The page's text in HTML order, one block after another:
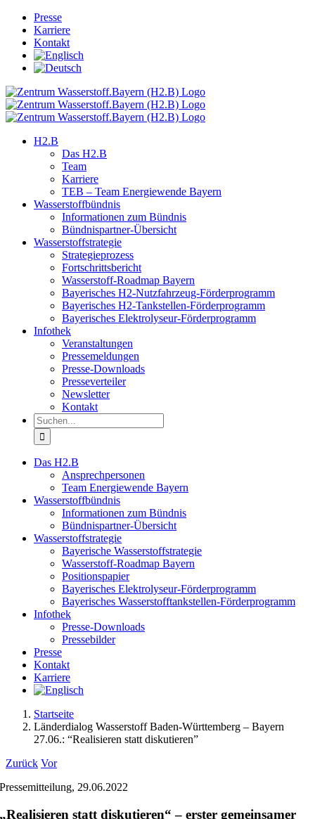
Skip
content
Presse
Karriere
Kontakt
H2.B
Das H2.B
Team
Karriere
TEB – Team Energiewende Bayern
Wasserstoffbündnis
Informationen zum Bündnis
Bündnispartner-Übersicht
Wasserstoffstrategie
Strategieprozess
Fortschrittsbericht
Wasserstoff-Roadmap Bayern
Bayerisches H2-Nutzfahrzeug-Förderprogramm
Bayerisches H2-Tankstellen-Förderprogramm
Bayerisches Elektrolyseur-Förderprogramm
Infothek
Veranstaltungen
Pressemeldungen
Presse-Downloads
Presseverteiler
Newsletter
Kontakt
Suche
nach:
Das H2.B
Ansprechpersonen
Team Energiewende Bayern
Wasserstoffbündnis
Informationen zum Bündnis
Bündnispartner-Übersicht
Wasserstoffstrategie
Bayerische Wasserstoffstrategie
Wasserstoff-Roadmap Bayern
Positionspapier
Bayerisches Elektrolyseur-Förderprogramm
Bayerisches Wasserstofftankstellen-Förderprogramm
Infothek
Presse-Downloads
Pressebilder
Presse
Kontakt
Karriere
Startseite
Länderdialog Wasserstoff Baden-Württemberg – Bayern
27.06.: “Realisieren statt diskutieren”
Zurück Vor
Pressemitteilung, 29.06.2022
„Realisieren statt diskutieren“ – erster gemeinsamer